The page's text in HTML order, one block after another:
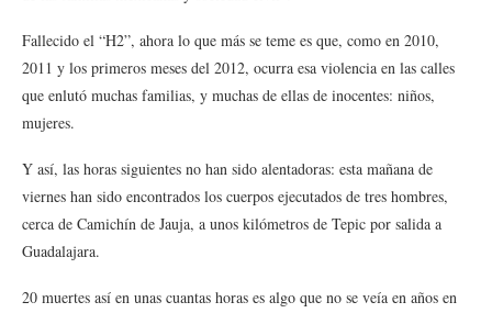
Fallecido el “H2”, ahora lo que más se teme es que, como en 2010,
2011 y los primeros meses del 2012, ocurra esa violencia en las calles
que enlutó muchas familias, y muchas de ellas de inocentes: niños,
mujeres.
Y así, las horas siguientes no han sido alentadoras: esta mañana de
viernes han sido encontrados los cuerpos ejecutados de tres hombres,
cerca de Camichín de Jauja, a unos kilómetros de Tepic por salida a
Guadalajara.
20 muertes así en unas cuantas horas es algo que no se veía en años en